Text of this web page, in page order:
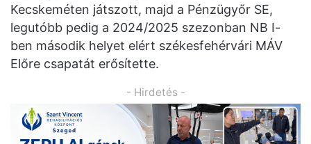
Kecskeméten játszott, majd a Pénzügyőr SE,
legutóbb pedig a 2024/2025 szezonban NB I-
ben második helyet elért székesfehérvári MÁV
Előre csapatát erősítette.
- Hirdetés -